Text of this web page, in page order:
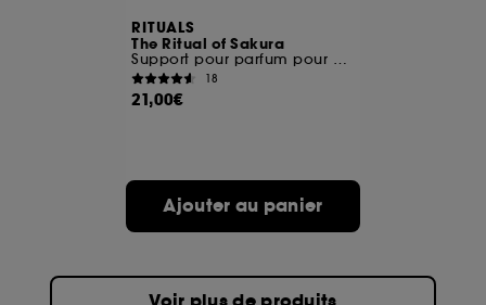
RITUALS
The Ritual of Sakura
Support pour parfum pour voiture + 2 recharges
18
21,00€
Ajouter au panier